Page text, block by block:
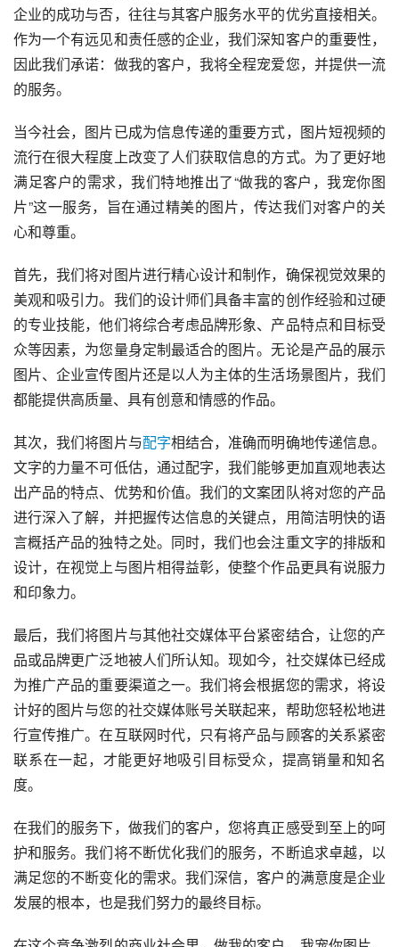
企业的成功与否，往往与其客户服务水平的优劣直接相关。
作为一个有远见和责任感的企业，我们深知客户的重要性，
因此我们承诺：做我的客户，我将全程宠爱您，并提供一流
的服务。
当今社会，图片已成为信息传递的重要方式，图片短视频的
流行在很大程度上改变了人们获取信息的方式。为了更好地
满足客户的需求，我们特地推出了“做我的客户，我宠你图
片”这一服务，旨在通过精美的图片，传达我们对客户的关
心和尊重。
首先，我们将对图片进行精心设计和制作，确保视觉效果的
美观和吸引力。我们的设计师们具备丰富的创作经验和过硬
的专业技能，他们将综合考虑品牌形象、产品特点和目标受
众等因素，为您量身定制最适合的图片。无论是产品的展示
图片、企业宣传图片还是以人为主体的生活场景图片，我们
都能提供高质量、具有创意和情感的作品。
其次，我们将图片与配字相结合，准确而明确地传递信息。
文字的力量不可低估，通过配字，我们能够更加直观地表达
出产品的特点、优势和价值。我们的文案团队将对您的产品
进行深入了解，并把握传达信息的关键点，用简洁明快的语
言概括产品的独特之处。同时，我们也会注重文字的排版和
设计，在视觉上与图片相得益彰，使整个作品更具有说服力
和印象力。
最后，我们将图片与其他社交媒体平台紧密结合，让您的产
品或品牌更广泛地被人们所认知。现如今，社交媒体已经成
为推广产品的重要渠道之一。我们将会根据您的需求，将设
计好的图片与您的社交媒体账号关联起来，帮助您轻松地进
行宣传推广。在互联网时代，只有将产品与顾客的关系紧密
联系在一起，才能更好地吸引目标受众，提高销量和知名
度。
在我们的服务下，做我们的客户，您将真正感受到至上的呵
护和服务。我们将不断优化我们的服务，不断追求卓越，以
满足您的不断变化的需求。我们深信，客户的满意度是企业
发展的根本，也是我们努力的最终目标。